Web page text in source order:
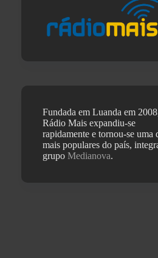
Fundada em Luanda em
Rádio Mais expandiu-se
rapidamente e tornou-se uma
mais populares do país,
grupoMedianova.